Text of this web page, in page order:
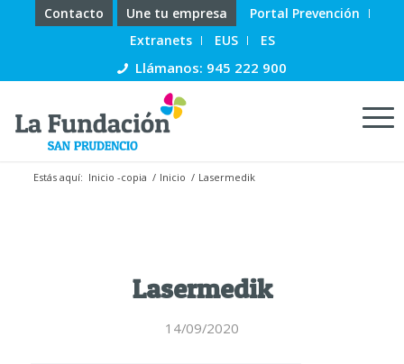
Contacto Une tu empresa
Portal Prevención
Extranets
EUS ES
Llámanos: 945 222 900
Estás aquí: Inicio -copia / Inicio / Lasermedik
Lasermedik
14/09/2020